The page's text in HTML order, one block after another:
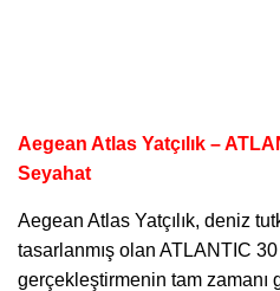
Aegean Atlas Yatçılık –
Seyahat
Aegean Atlas Yatçılık, deniz
tasarlanmış olan ATLANTIC
gerçekleştirmenin tam zamanı